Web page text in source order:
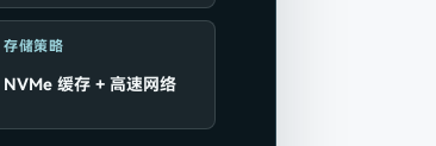
存储策略
NVMe 缓存 + 高速网络